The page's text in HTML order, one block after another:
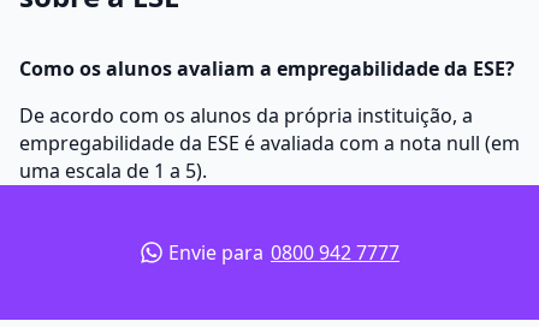
Como os alunos avaliam a empregabilidade da ESE?
De acordo com os alunos da própria instituição, a
empregabilidade da ESE é avaliada com a nota null (em
uma escala de 1 a 5).
Envie para 0800 942 7777